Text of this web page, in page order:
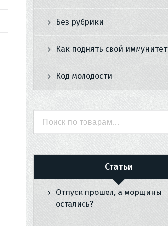
Без рубрики
Как поднять свой иммунитет
Код молодости
Искать:
Статьи
Отпуск прошел, а морщины
остались?